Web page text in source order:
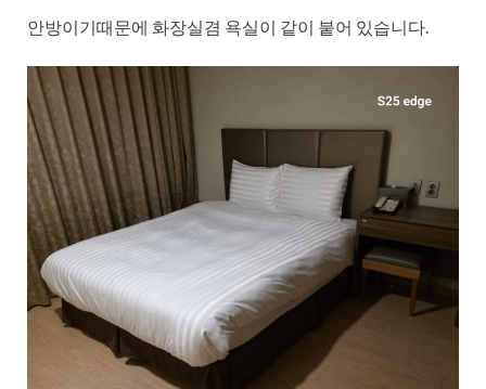
안방이기때문에 화장실겸 욕실이 같이 붙어 있습니다.